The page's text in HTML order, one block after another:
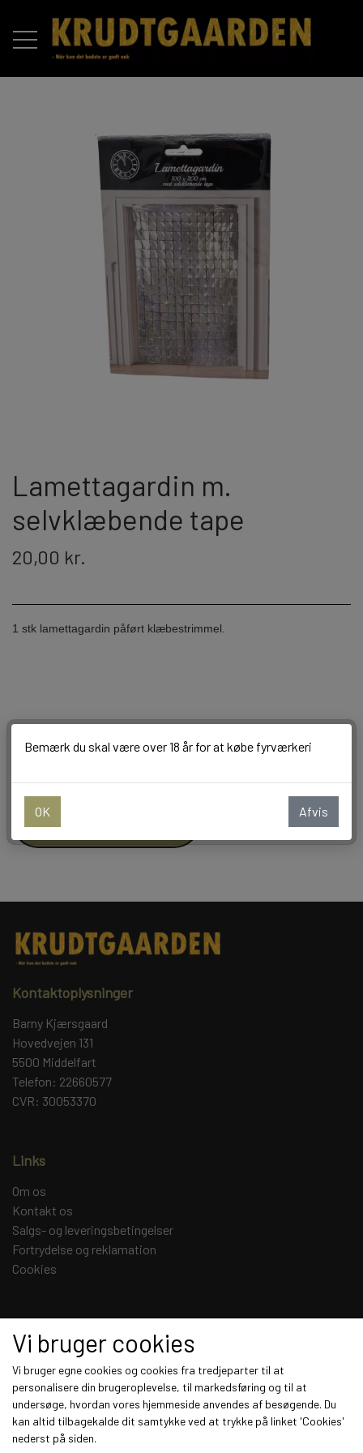
FORSIDE
PRODUKTER
RAKETTER
BATTERIER
PIROMAX
JORGE FIREWORKS
RIAKEO
COMPOUND BATTERIER
BOMBERØR
STORMLIGHTER
OM OS
KONTAKT OS
ÅBNINGSTIDER 2025
Lamettagardin m.
selvklæbende tape
20,00 kr.
1 stk lamettagardin påført klæbestrimmel.
− +
Tilføj til kurv
Kontaktoplysninger
Barny Kjærsgaard
Hovedvejen 131
5500 Middelfart
Telefon: 22660577
CVR: 30053370
Links
Om os
Kontakt os
Salgs- og leveringsbetingelser
Fortrydelse og reklamation
Cookies
Modtag vores nyhedsbrev via e-mail
Vi bruger cookies
Vi bruger egne cookies og cookies fra tredjeparter til at
personalisere din brugeroplevelse, til markedsføring og til at
undersøge, hvordan vores hjemmeside anvendes af besøgende. Du
kan altid tilbagekalde dit samtykke ved at trykke på linket 'Cookies'
nederst på siden.
Bemærk du skal være over 18 år for at købe fyrværkeri
OK Afvis